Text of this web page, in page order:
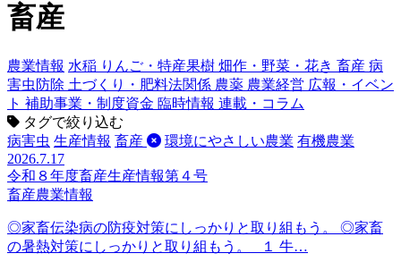
畜産
農業情報 水稲 りんご・特産果樹 畑作・野菜・花き 畜産 病
害虫防除 土づくり・肥料法関係 農薬 農業経営 広報・イベン
ト 補助事業・制度資金 臨時情報 連載・コラム
タグで絞り込む
病害虫 生産情報 畜産 環境にやさしい農業 有機農業
2026.7.17
令和８年度畜産生産情報第４号
畜産農業情報
◎家畜伝染病の防疫対策にしっかりと取り組もう。 ◎家畜
の暑熱対策にしっかりと取り組もう。 １ 牛…